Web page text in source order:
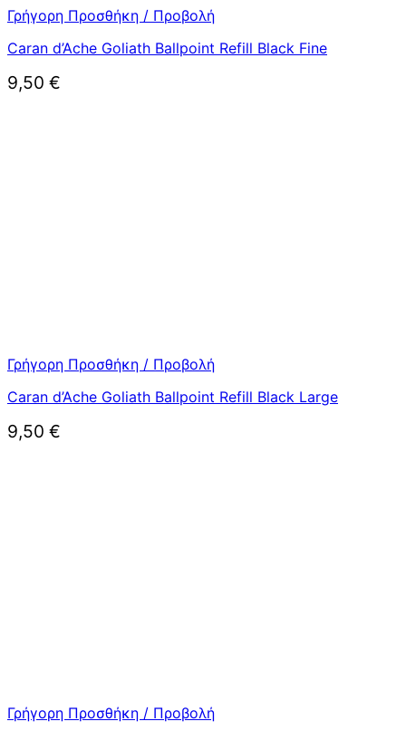
Γρήγορη Προσθήκη / Προβολή
Caran d’Ache Goliath Ballpoint Refill Black Fine
9,50 €
Γρήγορη Προσθήκη / Προβολή
Caran d’Ache Goliath Ballpoint Refill Black Large
9,50 €
Γρήγορη Προσθήκη / Προβολή